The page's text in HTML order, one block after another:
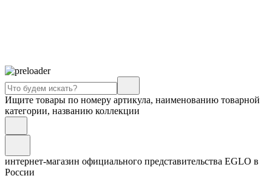
Ищите товары по номеру артикула, наименованию товарной
категории, названию коллекции
интернет-магазин официального представительства EGLO в
России